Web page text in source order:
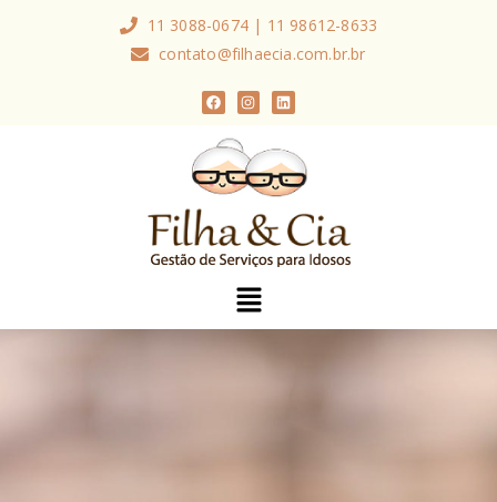
11 3088-0674 | 11 98612-8633
contato@filhaecia.com.br.br